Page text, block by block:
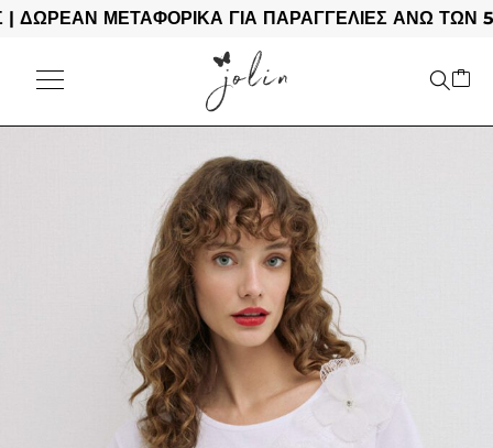
ΜΕΤΑΦΟΡΙΚΑ ΓΙΑ ΠΑΡΑΓΓΕΛΙΕΣ ΑΝΩ ΤΩΝ 50€